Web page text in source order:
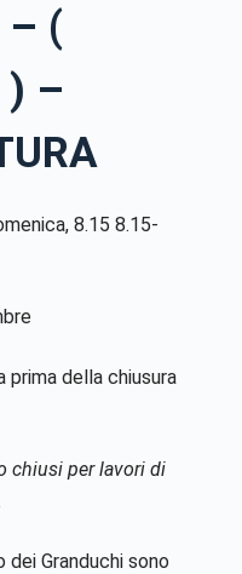
– (
) –
8.15 8.15-
prima della chiusura
chiusi per lavori di
Granduchi sono